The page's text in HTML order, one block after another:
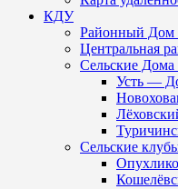
КДУ
Районный Дом
Центральная
Сельские Дома
Усть —
Сельские